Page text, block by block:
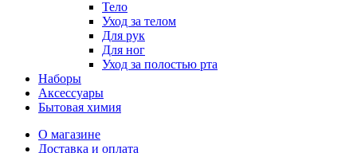
Тело
Уход за телом
Для рук
Для ног
Уход за полостью рта
Наборы
Аксессуары
Бытовая химия
О магазине
Доставка и оплата